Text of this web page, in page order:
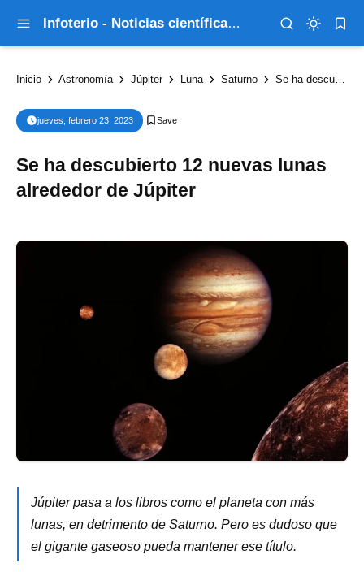
Infoterio - Noticias científicas que explican el mundo
Inicio Astronomía Júpiter Luna Saturno Se ha descubierto 12 nuevas lunas alrededor de Júpiter
jueves, febrero 23, 2023
Se ha descubierto 12 nuevas lunas
alrededor de Júpiter
Júpiter pasa a los libros como el planeta con más
lunas, en detrimento de Saturno. Pero es dudoso que
el gigante gaseoso pueda mantener ese título.